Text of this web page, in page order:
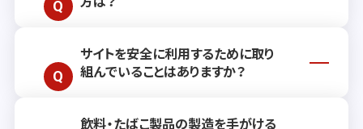
支援するプランや、単発でご利用いただけ
す。お客さまのビジネスニーズに沿った最
適なご提案・お見積もりをいたしますの
で、ぜひお問い合わせください。（リード獲
）
効果的なコンテンツ作成のためのポイント
や手法をまとめた記事 を公開しておりま
ましたらヘルプサイトをご覧いただくか、
サイトを安全に利用するために取り
組んでいることはありますか？
飲料・たばこ製品の製造を手がける